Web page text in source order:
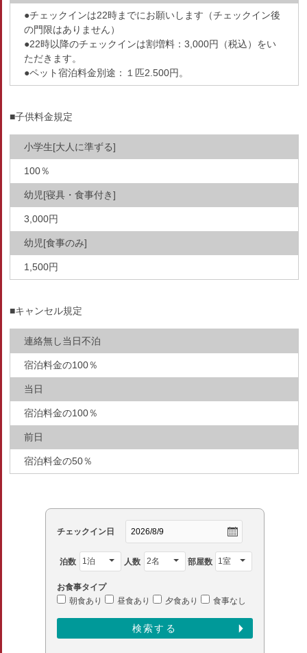
●チェックインは22時までにお願いします（チェックイン後
の門限はありません）
●22時以降のチェックインは割増料：3,000円（税込）をい
ただきます。
●ペット宿泊料金別途：１匹2.500円。
■子供料金規定
小学生[大人に準ずる]
100％
幼児[寝具・食事付き]
3,000円
幼児[食事のみ]
1,500円
■キャンセル規定
連絡無し当日不泊
宿泊料金の100％
当日
宿泊料金の100％
前日
宿泊料金の50％
チェックイン日
泊数 人数 部屋数
お食事タイプ
朝食あり
昼食あり 夕食あり 食事なし